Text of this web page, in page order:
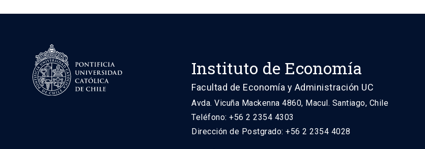
Instituto de Economía
Facultad de Economía y Administración UC
Avda. Vicuña Mackenna 4860, Macul. Santiago, Chile
Teléfono: +56 2 2354 4303
Dirección de Postgrado: +56 2 2354 4028